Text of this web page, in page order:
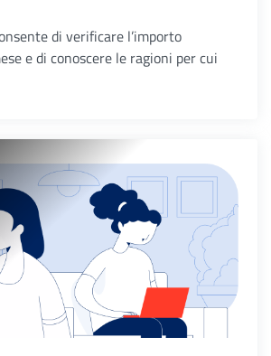
di verificare l’importo
e di conoscere le ragioni per cui